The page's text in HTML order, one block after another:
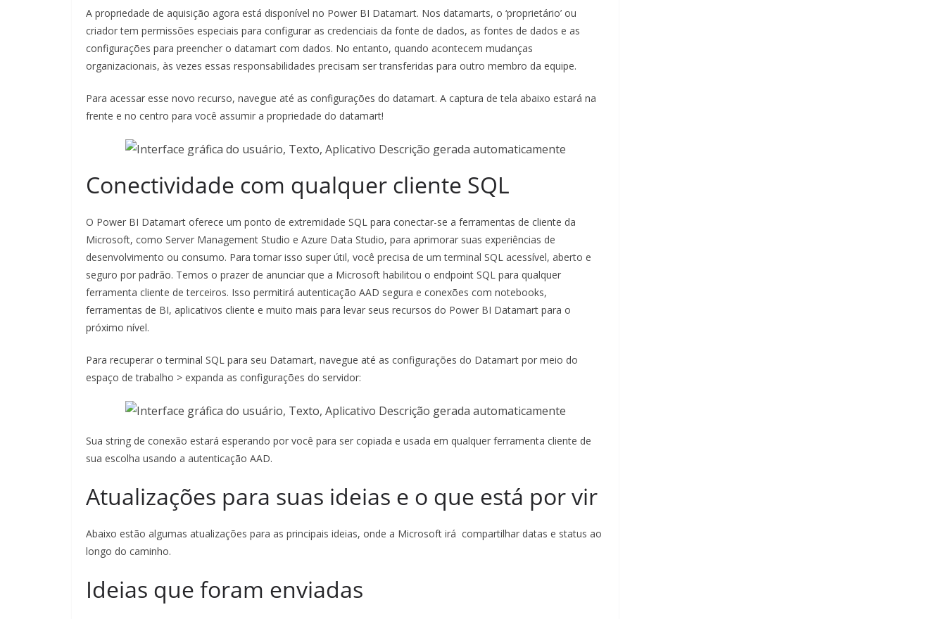
A propriedade de aquisição agora está disponível no Power BI Datamart. Nos datamarts, o ‘proprietário’ ou
criador tem permissões especiais para configurar as credenciais da fonte de dados, as fontes de dados e as
configurações para preencher o datamart com dados. No entanto, quando acontecem mudanças
organizacionais, às vezes essas responsabilidades precisam ser transferidas para outro membro da equipe.
Para acessar esse novo recurso, navegue até as configurações do datamart. A captura de tela abaixo estará na
frente e no centro para você assumir a propriedade do datamart!
Conectividade com qualquer cliente SQL
O Power BI Datamart oferece um ponto de extremidade SQL para conectar-se a ferramentas de cliente da
Microsoft, como Server Management Studio e Azure Data Studio, para aprimorar suas experiências de
desenvolvimento ou consumo. Para tornar isso super útil, você precisa de um terminal SQL acessível, aberto e
seguro por padrão. Temos o prazer de anunciar que a Microsoft habilitou o endpoint SQL para qualquer
ferramenta cliente de terceiros. Isso permitirá autenticação AAD segura e conexões com notebooks,
ferramentas de BI, aplicativos cliente e muito mais para levar seus recursos do Power BI Datamart para o
próximo nível.
Para recuperar o terminal SQL para seu Datamart, navegue até as configurações do Datamart por meio do
espaço de trabalho > expanda as configurações do servidor:
Sua string de conexão estará esperando por você para ser copiada e usada em qualquer ferramenta cliente de
sua escolha usando a autenticação AAD.
Atualizações para suas ideias e o que está por vir
Abaixo estão algumas atualizações para as principais ideias, onde a Microsoft irá compartilhar datas e status ao
longo do caminho.
Ideias que foram enviadas